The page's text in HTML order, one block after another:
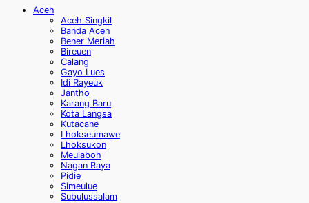
Aceh
Aceh Singkil
Banda Aceh
Bener Meriah
Bireuen
Calang
Gayo Lues
Idi Rayeuk
Jantho
Karang Baru
Kota Langsa
Kutacane
Lhokseumawe
Lhoksukon
Meulaboh
Nagan Raya
Pidie
Simeulue
Subulussalam